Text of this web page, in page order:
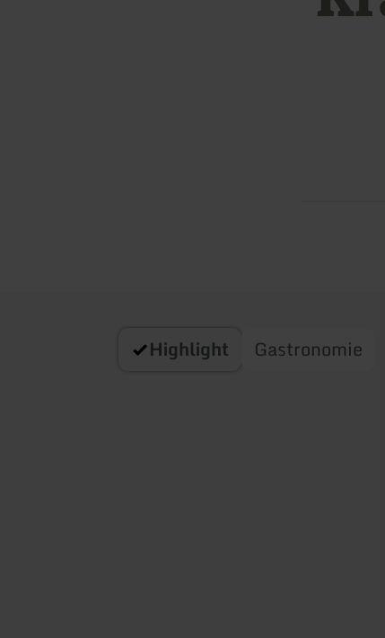
Highlight Gastronomie